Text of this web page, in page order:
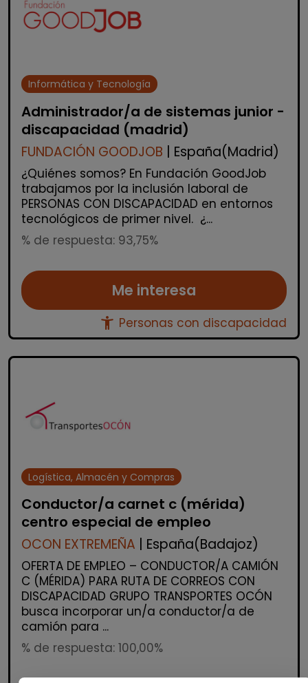
Informática y Tecnología
Administrador/a de sistemas junior -
discapacidad (madrid)
FUNDACIÓN GOODJOB | España(Madrid)
¿Quiénes somos? En Fundación GoodJob
trabajamos por la inclusión laboral de
PERSONAS CON DISCAPACIDAD en entornos
tecnológicos de primer nivel. ¿...
% de respuesta: 93,75%
Me interesa
accessibility_new Personas con discapacidad
Logística, Almacén y Compras
Conductor/a carnet c (mérida)
centro especial de empleo
OCON EXTREMEÑA | España(Badajoz)
OFERTA DE EMPLEO – CONDUCTOR/A CAMIÓN
C (MÉRIDA) PARA RUTA DE CORREOS CON
DISCAPACIDAD GRUPO TRANSPORTES OCÓN
busca incorporar un/a conductor/a de
camión para ...
% de respuesta: 100,00%